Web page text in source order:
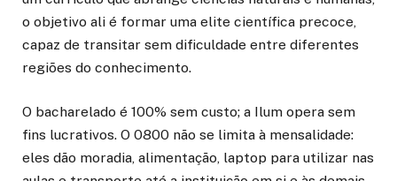
o objetivo ali é formar uma elite científica precoce,
capaz de transitar sem dificuldade entre diferentes
regiões do conhecimento.
O bacharelado é 100% sem custo; a Ilum opera sem
fins lucrativos. O 0800 não se limita à mensalidade:
eles dão moradia, alimentação, laptop para utilizar nas